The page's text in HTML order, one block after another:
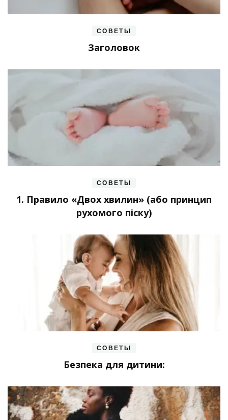
СОВЕТЫ
Заголовок
СОВЕТЫ
1. Правило «Двох хвилин» (або принцип
рухомого піску)
СОВЕТЫ
Безпека для дитини: